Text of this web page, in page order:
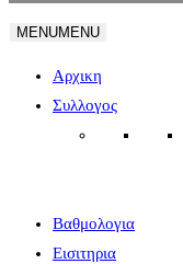
MENUMENU
Αρχικη
Συλλογος
Βαθμολογια
Εισιτηρια